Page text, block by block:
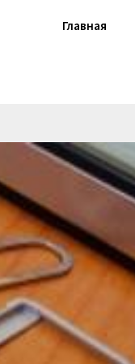
Главная